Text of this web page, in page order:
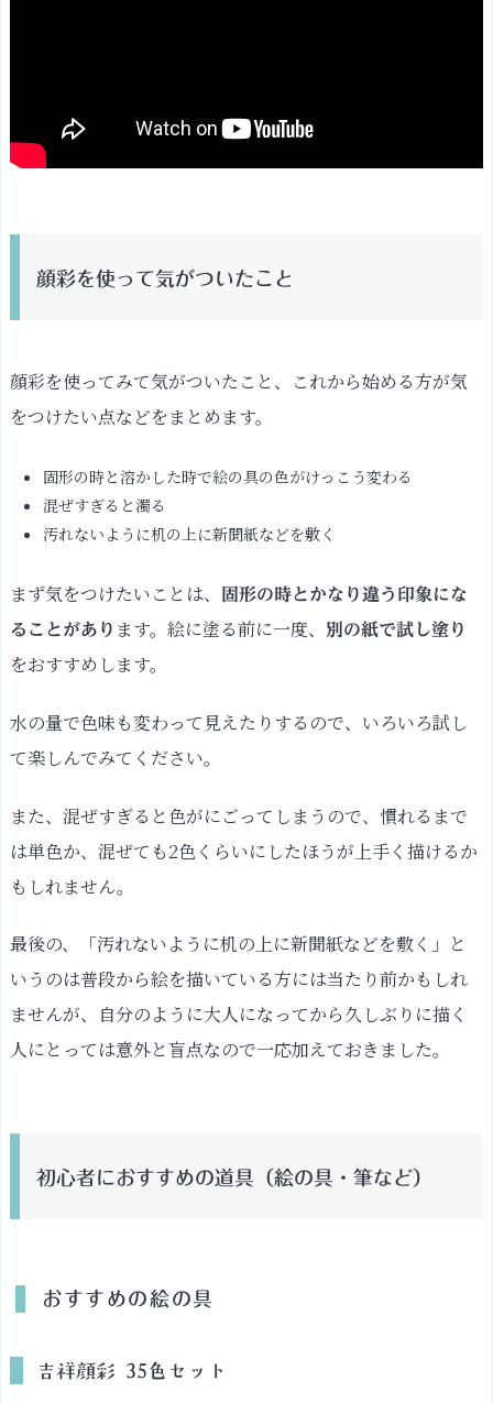
顔彩を使って気がついたこと
顔彩を使ってみて気がついたこと、これから始める方が気
をつけたい点などをまとめます。
固形の時と溶かした時で絵の具の色がけっこう変わる
混ぜすぎると濁る
汚れないように机の上に新聞紙などを敷く
まず気をつけたいことは、
固形の時とかなり違う印象にな
ることがあり ます。絵に塗る前に一度、 別の紙で試し塗り
をおすすめします。
水の量で色味も変わって見えたりするので、いろいろ試し
て楽しんでみてください。
また、混ぜすぎると色がにごってしまうので、慣れるまで
は単色か、混ぜても2色くらいにしたほうが上手く描けるか
もしれません。
最後の、「汚れないように机の上に新聞紙などを敷く」と
いうのは普段から絵を描いている方には当たり前かもしれ
ませんが、自分のように大人になってから久しぶりに描く
人にとっては意外と盲点なので一応加えておきました。
初心者におすすめの道具（絵の具・筆など）
おすすめの絵の具
吉祥顔彩 35色セット